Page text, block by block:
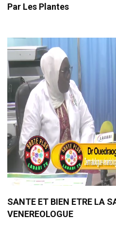
Par Les Plantes
SANTE ET BIEN ETRE LA
VENEREOLOGUE